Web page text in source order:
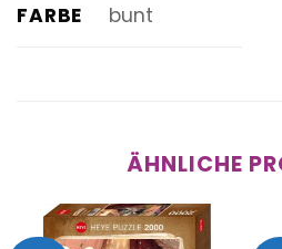
FARBE bunt
ÄHNLICHE